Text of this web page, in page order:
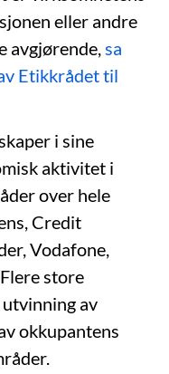
eller andre
avgjørende,sa
Etikkrådet til
i sine
aktivitet i
over hele
Credit
Vodafone,
store
av
okkupantens